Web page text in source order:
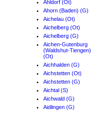
Ahldorf (Ot)
Ahorn (Baden) (G)
Aichelau (Ot)
Aichelberg (Ot)
Aichelberg (G)
Aichen-Gutenburg
(Waldshut-Tiengen)
(Ot)
Aichhalden (G)
Aichstetten (Ot)
Aichstetten (G)
Aichtal (S)
Aichwald (G)
Aidlingen (G)